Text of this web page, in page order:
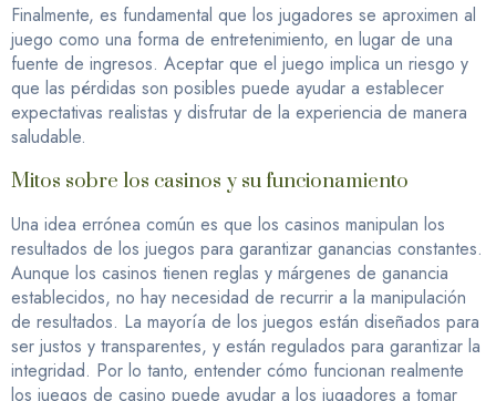
Finalmente, es fundamental que los jugadores se aproximen al
juego como una forma de entretenimiento, en lugar de una
fuente de ingresos. Aceptar que el juego implica un riesgo y
que las pérdidas son posibles puede ayudar a establecer
expectativas realistas y disfrutar de la experiencia de manera
saludable.
Mitos sobre los casinos y su funcionamiento
Una idea errónea común es que los casinos manipulan los
resultados de los juegos para garantizar ganancias constantes.
Aunque los casinos tienen reglas y márgenes de ganancia
establecidos, no hay necesidad de recurrir a la manipulación
de resultados. La mayoría de los juegos están diseñados para
ser justos y transparentes, y están regulados para garantizar la
integridad. Por lo tanto, entender cómo funcionan realmente
los juegos de casino puede ayudar a los jugadores a tomar